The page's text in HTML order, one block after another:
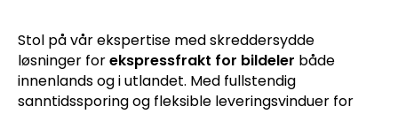
Stol på vår ekspertise med skreddersydde
løsninger forekspressfrakt for bildeler både
innenlands og i utlandet. Med fullstendig
sanntidssporing og fleksible leveringsvinduer for